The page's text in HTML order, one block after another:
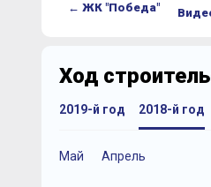
← ЖК "Победа"
Ход
2019-й год 2018-й год
Май Апрель